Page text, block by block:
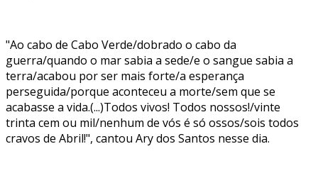
"Ao cabo de Cabo Verde/dobrado o cabo da
guerra/quando o mar sabia a sede/e o sangue sabia a
terra/acabou por ser mais forte/a esperança
perseguida/porque aconteceu a morte/sem que se
acabasse a vida.(...)Todos vivos! Todos nossos!/vinte
trinta cem ou mil/nenhum de vós é só ossos/sois todos
cravos de Abril!", cantou Ary dos Santos nesse dia.